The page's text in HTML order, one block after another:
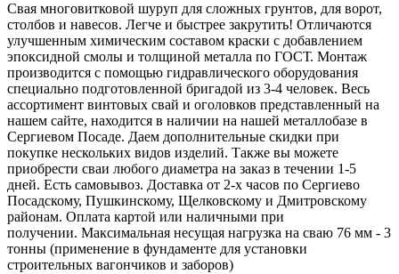
Свая многовитковой шуруп для сложных грунтов, для ворот,
столбов и навесов. Легче и быстрее закрутить! Отличаются
улучшенным химическим составом краски с добавлением
эпоксидной смолы и толщиной металла по ГОСТ. Монтаж
производится с помощью гидравлического оборудования
специально подготовленной бригадой из 3-4 человек. Весь
ассортимент винтовых свай и оголовков представленный на
нашем сайте, находится в наличии на нашей металлобазе в
Сергиевом Посаде. Даем дополнительные скидки при
покупке нескольких видов изделий. Также вы можете
приобрести сваи любого диаметра на заказ в течении 1-5
дней. Есть самовывоз. Доставка от 2-х часов по Сергиево
Посадскому, Пушкинскому, Щелковскому и Дмитровскому
районам. Оплата картой или наличными при
получении. Максимальная несущая нагрузка на сваю 76 мм - 3
тонны (применение в фундаменте для установки
строительных вагончиков и заборов)